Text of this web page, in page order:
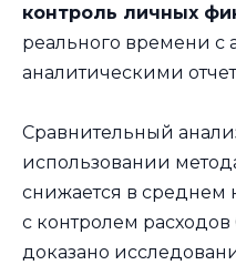
контроль личных
реального времени с
аналитическими
Сравнительный
использовании
снижается в среднем
с контролем расходов
доказано